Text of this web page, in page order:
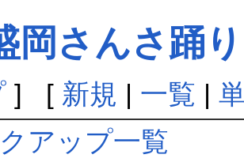
岡さんさ踊り
] [ 新規 | 一覧 |
アップ一覧